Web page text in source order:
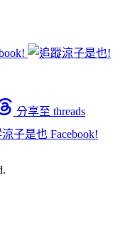
分享至 threads
子是也 Facebook!